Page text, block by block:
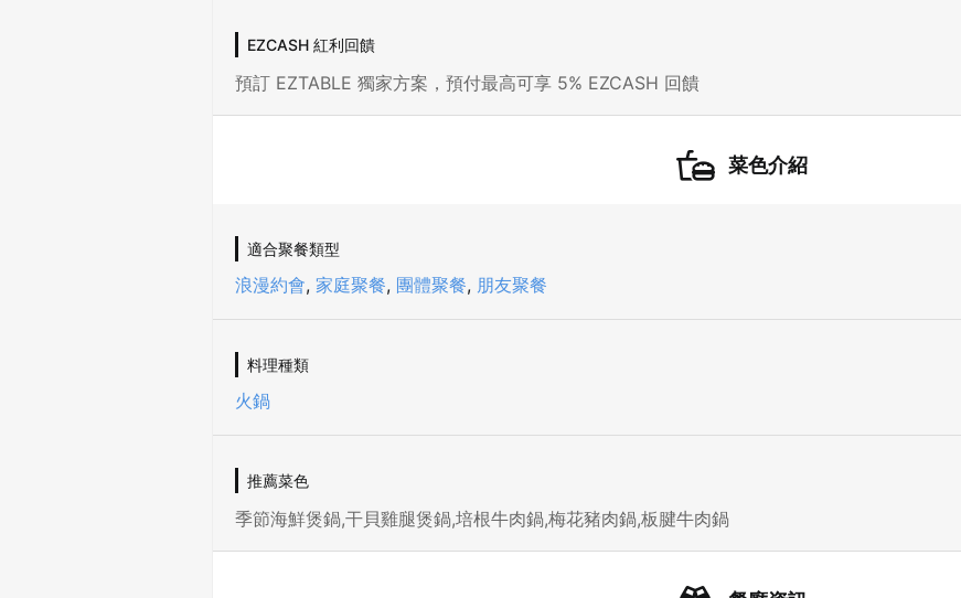
EZCASH 紅利回饋
預訂 EZTABLE 獨家方案，預付最高可享 5% EZCASH 回饋
菜色介紹
適合聚餐類型
浪漫約會, 家庭聚餐, 團體聚餐, 朋友聚餐
料理種類
火鍋
推薦菜色
季節海鮮煲鍋,干貝雞腿煲鍋,培根牛肉鍋,梅花豬肉鍋,板腱牛肉鍋